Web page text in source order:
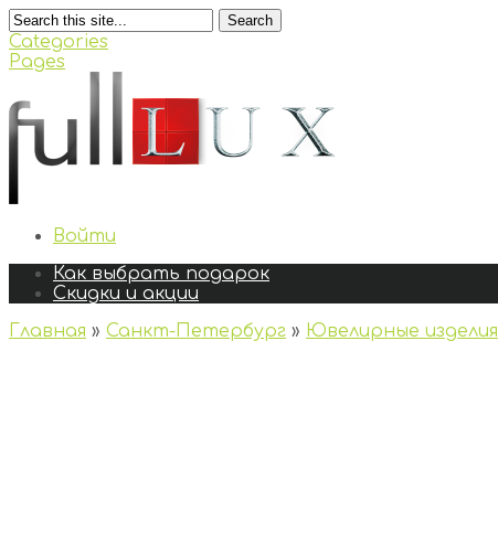
Search
Categories
Pages
Войти
Как выбрать подарок
Скидки и акции
Главная » Санкт-Петербург » Ювелирные изделия